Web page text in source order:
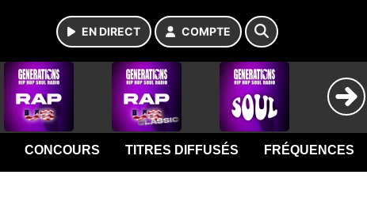
EN DIRECT COMPTE
CONCOURS TITRES DIFFUSÉS FRÉQUENCES